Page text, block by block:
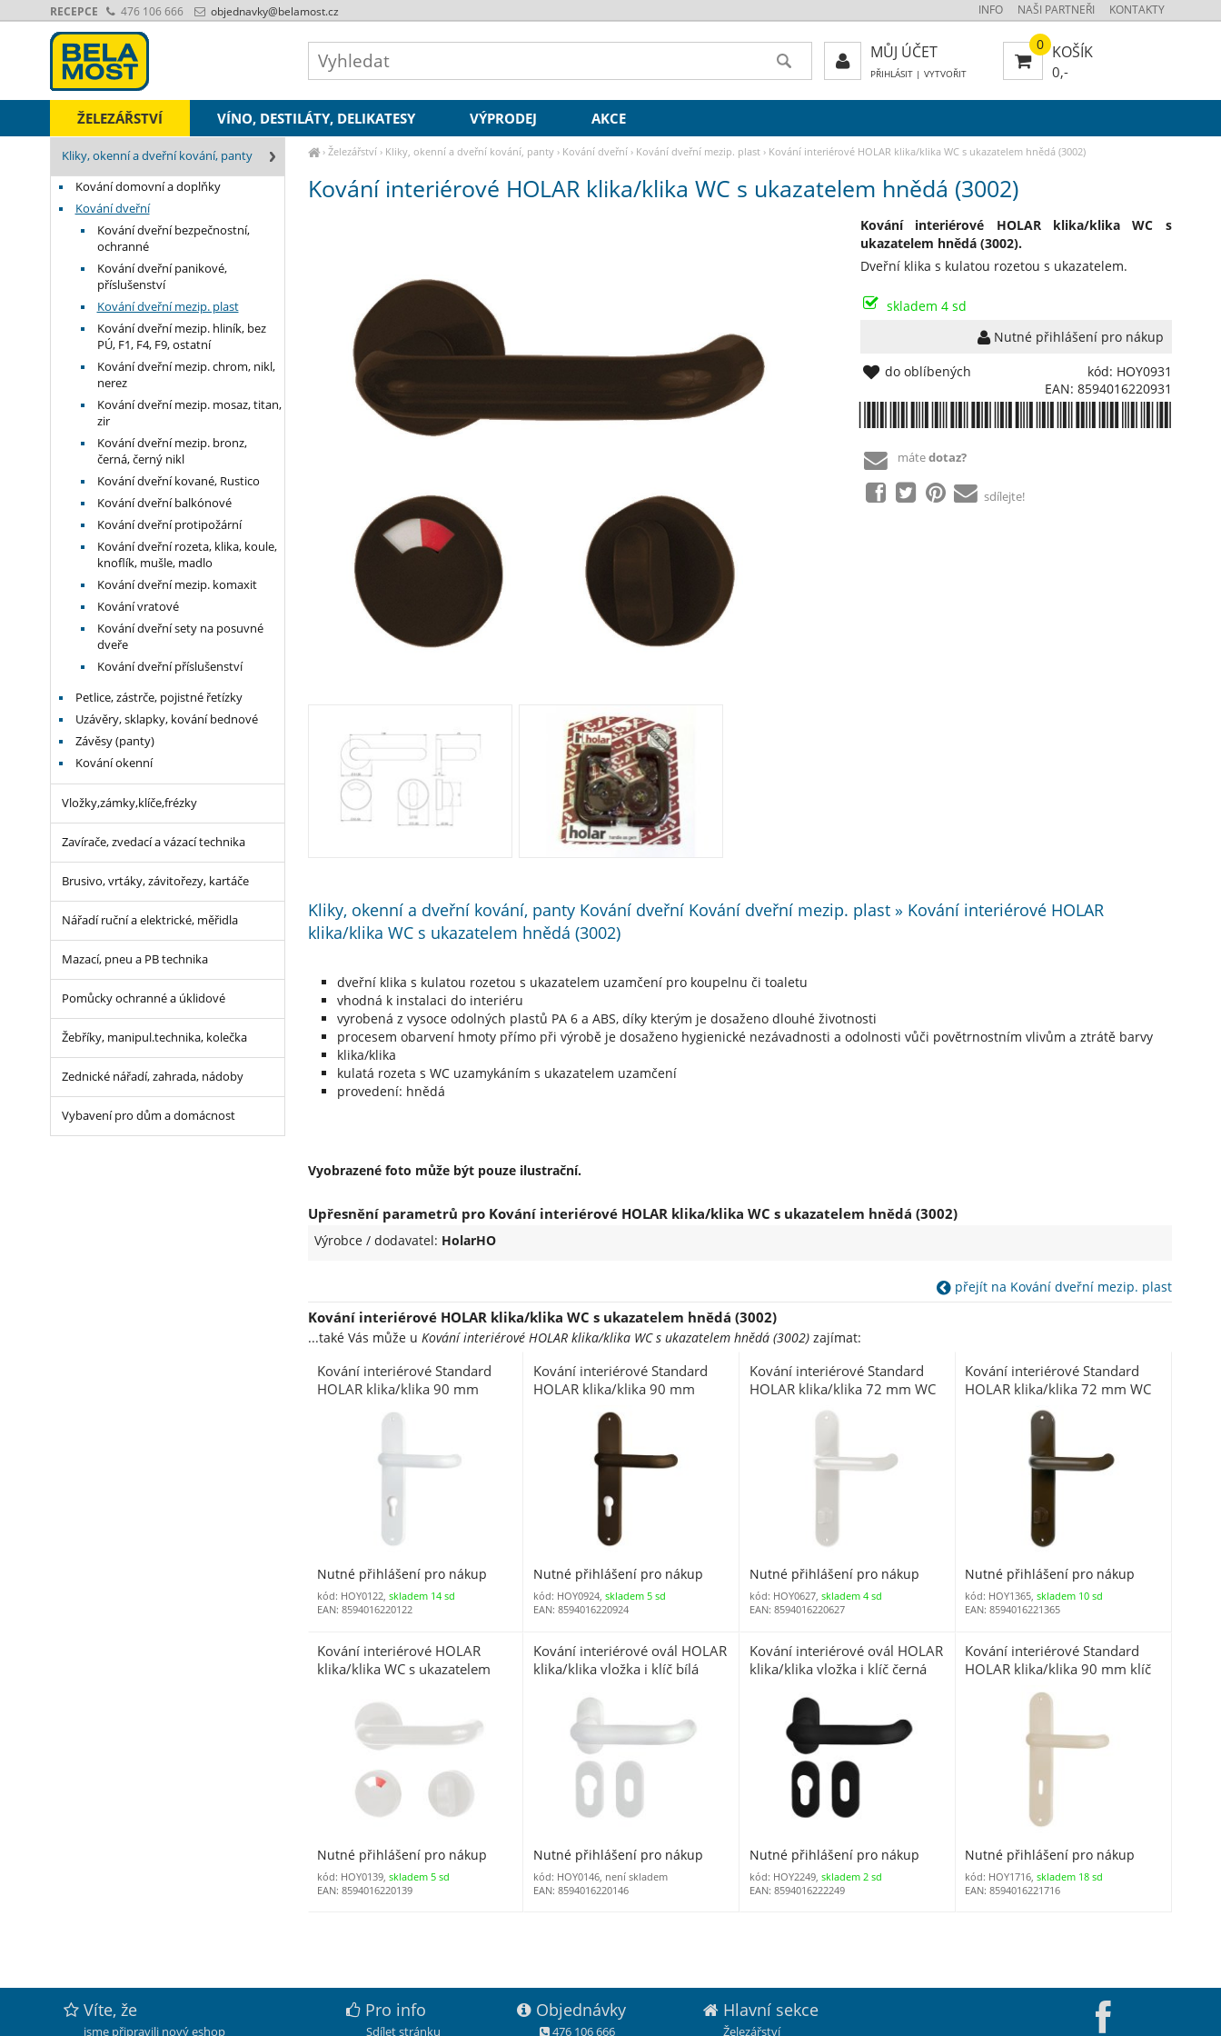
› Železářství› Kliky, okenní a dveřní kování, panty› Kování dveřní› Kování dveřní mezip. plast› Kování interiérové HOLAR klika/klika WC s ukazatelem hnědá (3002)
Kování interiérové HOLAR klika/klika WC s ukazatelem hnědá (3002)
Kování interiérové HOLAR klika/klika WC s
ukazatelem hnědá (3002).
Dveřní klika s kulatou rozetou s ukazatelem.
skladem 4 sd
Nutné přihlášení pro nákup
kód: HOY0931
EAN: 8594016220931
do oblíbených
mátedotaz?
sdílejte!
Kliky, okenní a dveřní kování, panty Kování dveřní Kování dveřní mezip. plast » Kování interiérové HOLAR
klika/klika WC s ukazatelem hnědá (3002)
dveřní klika s kulatou rozetou s ukazatelem uzamčení pro koupelnu či toaletu
vhodná k instalaci do interiéru
vyrobená z vysoce odolných plastů PA 6 a ABS, díky kterým je dosaženo dlouhé životnosti
procesem obarvení hmoty přímo při výrobě je dosaženo hygienické nezávadnosti a odolnosti vůči povětrnostním vlivům a ztrátě barvy
klika/klika
kulatá rozeta s WC uzamykáním s ukazatelem uzamčení
provedení: hnědá
Vyobrazené foto může být pouze ilustrační.
Upřesnění parametrů pro Kování interiérové HOLAR klika/klika WC s ukazatelem hnědá (3002)
Výrobce / dodavatel: HolarHO
přejít na Kování dveřní mezip. plast
Kování interiérové HOLAR klika/klika WC s ukazatelem hnědá (3002)
...také Vás může u Kování interiérové HOLAR klika/klika WC s ukazatelem hnědá (3002)zajímat:
Kování interiérové Standard
HOLAR klika/klika 90 mm
Nutné přihlášení pro nákup
kód: HOY0122,skladem 14 sd
EAN: 8594016220122
Kování interiérové Standard
HOLAR klika/klika 90 mm
Nutné přihlášení pro nákup
kód: HOY0924, skladem 5 sd
EAN: 8594016220924
Kování interiérové Standard
HOLAR klika/klika 72 mm WC
Nutné přihlášení pro nákup
kód: HOY0627, skladem 4 sd
EAN: 8594016220627
Kování interiérové Standard
HOLAR klika/klika 72 mm WC
hnědá (3010)
Nutné přihlášení pro nákup
kód: HOY1365,skladem 10 sd
EAN: 8594016221365
Kování interiérové HOLAR
klika/klika WC s ukazatelem
Nutné přihlášení pro nákup
kód: HOY0139,skladem 5 sd
EAN: 8594016220139
Kování interiérové ovál HOLAR
klika/klika vložka i klíč bílá
Nutné přihlášení pro nákup
kód: HOY0146, není skladem
EAN: 8594016220146
Kování interiérové ovál HOLAR
klika/klika vložka i klíč černá
Nutné přihlášení pro nákup
kód: HOY2249, skladem 2 sd
EAN: 8594016222249
Kování interiérové Standard
HOLAR klika/klika 90 mm klíč
Nutné přihlášení pro nákup
kód: HOY1716,skladem 18 sd
EAN: 8594016221716
Kliky, okenní a dveřní kování, panty
Kování domovní a doplňky
Kování dveřní
Kování dveřní bezpečnostní,
ochranné
Kování dveřní panikové,
příslušenství
Kování dveřní mezip. plast
Kování dveřní mezip. hliník, bez
PÚ, F1, F4, F9, ostatní
Kování dveřní mezip. chrom, nikl,
nerez
Kování dveřní mezip. mosaz, titan,
zir
Kování dveřní mezip. bronz,
černá, černý nikl
Kování dveřní kované, Rustico
Kování dveřní balkónové
Kování dveřní protipožární
Kování dveřní rozeta, klika, koule,
knoflík, mušle, madlo
Kování dveřní mezip. komaxit
Kování vratové
Kování dveřní sety na posuvné
dveře
Kování dveřní příslušenství
Petlice, zástrče, pojistné řetízky
Uzávěry, sklapky, kování bednové
Závěsy (panty)
Kování okenní
Vložky,zámky,klíče,frézky
Zavírače, zvedací a vázací technika
Brusivo, vrtáky, závitořezy, kartáče
Nářadí ruční a elektrické, měřidla
Mazací, pneu a PB technika
Pomůcky ochranné a úklidové
Žebříky, manipul.technika, kolečka
Zednické nářadí, zahrada, nádoby
Vybavení pro dům a domácnost
ŽELEZÁŘSTVÍ VÍNO, DESTILÁTY, DELIKATESY VÝPRODEJ AKCE
INFO NAŠI PARTNEŘI KONTAKTY
RECEPCE 476 106 666 objednavky@belamost.cz
0 KOŠÍK
0,-
MŮJ ÚČET
PŘIHLÁSIT| VYTVOŘIT
Víte, že
jsme připravili nový eshop
Pro info
Sdílet stránku
Objednávky
476 106 666
Hlavní sekce
Železářství